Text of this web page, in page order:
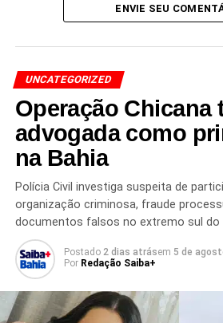
TÓPICOS RELACIONADOS
CADEIA FEMININA DE TUPI PAULISTA
DANIELE BEZERRA
DEOLANE BEZERRA
DEOLANE BEZERRA HOJE
INFLUENCIADORA DEOLANE
IRMÃ DE DEOLANE
NOTÍCIAS DE
PRISÃO DE DEOLANE
PRISÃO EM SÃO
REPERCUSSÃO DEOLANE
PRÓXIMO
Instrutor salta de avião durante
Argentina
NÃO PERCA
ENVIE SEU
UNCATEGORIZED
Operação Chicana
advogada como
na Bahia
Polícia Civil investiga suspeita de
organização criminosa, fraude
documentos falsos no extremo sul do
Postado 2 dias atrásem 5 de
Por Redação Saiba+